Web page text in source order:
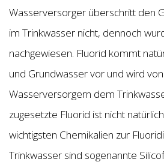
Wasserversorger überschritt den
im Trinkwasser nicht, dennoch
nachgewiesen. Fluorid kommt
und Grundwasser vor und wird
Wasserversorgern dem
zugesetzte Fluorid ist nicht
wichtigsten Chemikalien zur
Trinkwasser sind sogenannte